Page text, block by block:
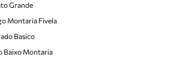
Grande
Montaria Fivela
Basico
Baixo Montaria